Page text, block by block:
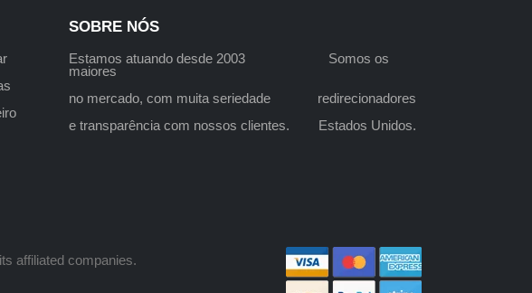
SOBRE NÓS
Estamos atuando desde 2003 Somos os
maiores
no mercado, com muita seriedade redirecionadores
e transparência com nossos clientes. Estados Unidos.
affiliated companies.